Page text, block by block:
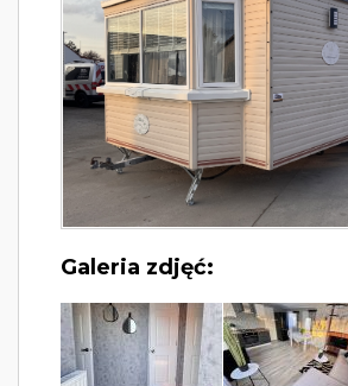
Galeria zdjęć: